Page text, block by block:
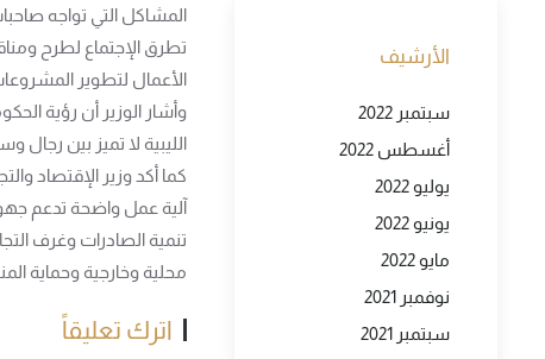
الأرشيف
سبتمبر 2022
أغسطس 2022
يوليو 2022
يونيو 2022
مايو 2022
نوفمبر 2021
سبتمبر 2021
المشاكل التي تواجه
تطرق الإجتماع لطرح
الأعمال لتطوير
وأشار الوزير أن رؤية
الليبية لا تميز بين رجال
كما أكد وزير الإقتصاد
آلية عمل واضحة تدعم
تنمية الصادرات وغرف
محلية وخارجية وحماية
اترك تعليقاً